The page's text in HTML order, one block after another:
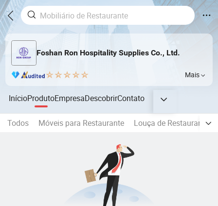
Foshan Ron Hospitality Supplies Co., Ltd.
Mais
InícioProdutoEmpresaDescobrirContato
Todos Móveis para Restaurante Louça de Restaurante